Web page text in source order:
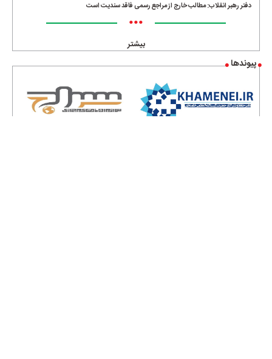
دفتر رهبر انقلاب: مطالب خارج از مراجع رسمی فاقد سندیت است
•••
بیشتر
پیوندها